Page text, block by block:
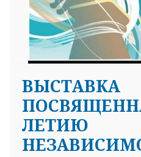
ВЫСТАВКА
ЛЕТИЮ